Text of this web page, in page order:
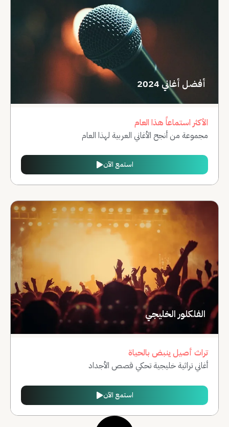
أفضل أغاني 2024
الأكثر استماعاً هذا العام
مجموعة من أنجح الأغاني العربية لهذا العام
استمع الآن
الفلكلور الخليجي
تراث أصيل ينبض بالحياة
أغاني تراثية خليجية تحكي قصص الأجداد
استمع الآن